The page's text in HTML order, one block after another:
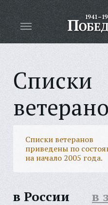
Списки
Списки ветеранов
приведены по
на начало 2005 года.
в России в